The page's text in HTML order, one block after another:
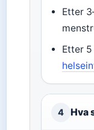
Etter
Etter
4 Hva